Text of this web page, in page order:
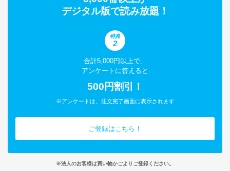
デジタル版で読み放題！
特典
2
合計5,000円以上で、
アンケートに答えると
500円割引！
※アンケートは、注文完了画面に表示されます
ご登録はこちら！
※法人のお客様は買い物かごよりご登録ください。